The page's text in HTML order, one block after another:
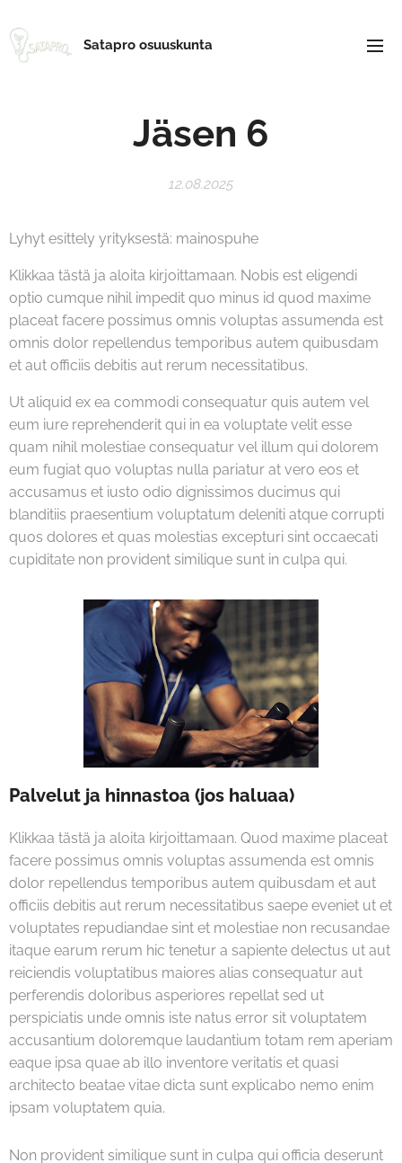
Satapro osuuskunta
Jäsen 6
12.08.2025
Lyhyt esittely yrityksestä: mainospuhe
Klikkaa tästä ja aloita kirjoittamaan. Nobis est eligendi
optio cumque nihil impedit quo minus id quod maxime
placeat facere possimus omnis voluptas assumenda est
omnis dolor repellendus temporibus autem quibusdam
et aut officiis debitis aut rerum necessitatibus.
Ut aliquid ex ea commodi consequatur quis autem vel
eum iure reprehenderit qui in ea voluptate velit esse
quam nihil molestiae consequatur vel illum qui dolorem
eum fugiat quo voluptas nulla pariatur at vero eos et
accusamus et iusto odio dignissimos ducimus qui
blanditiis praesentium voluptatum deleniti atque corrupti
quos dolores et quas molestias excepturi sint occaecati
cupiditate non provident similique sunt in culpa qui.
Palvelut ja hinnastoa (jos haluaa)
Klikkaa tästä ja aloita kirjoittamaan. Quod maxime placeat
facere possimus omnis voluptas assumenda est omnis
dolor repellendus temporibus autem quibusdam et aut
officiis debitis aut rerum necessitatibus saepe eveniet ut et
voluptates repudiandae sint et molestiae non recusandae
itaque earum rerum hic tenetur a sapiente delectus ut aut
reiciendis voluptatibus maiores alias consequatur aut
perferendis doloribus asperiores repellat sed ut
perspiciatis unde omnis iste natus error sit voluptatem
accusantium doloremque laudantium totam rem aperiam
eaque ipsa quae ab illo inventore veritatis et quasi
architecto beatae vitae dicta sunt explicabo nemo enim
ipsam voluptatem quia.
Non provident similique sunt in culpa qui officia deserunt